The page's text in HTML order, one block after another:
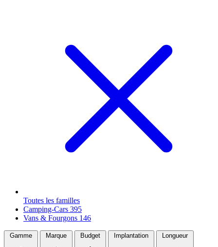
Toutes les familles
Camping-Cars 395
Vans & Fourgons 146
Gamme Marque Budget Implantation Longueur